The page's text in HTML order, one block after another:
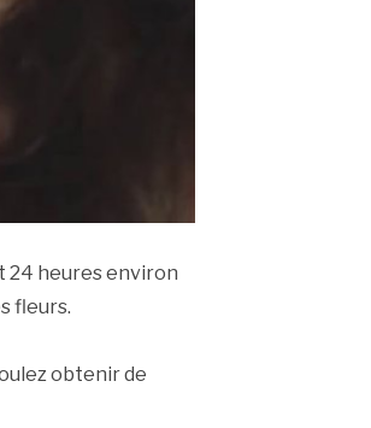
24 heures environ
fleurs.
obtenir de